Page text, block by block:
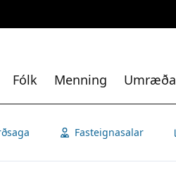
Fólk Menning Umræða
Fasteignasalar